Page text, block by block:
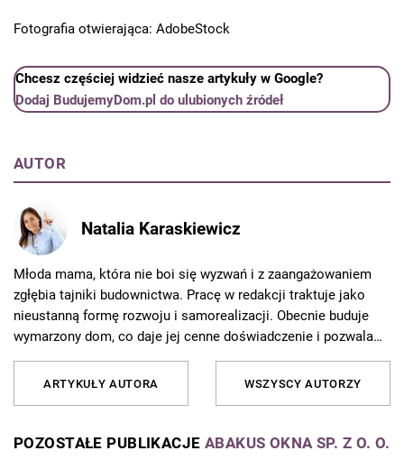
Fotografia otwierająca: AdobeStock
Chcesz częściej widzieć nasze artykuły w Google?
Dodaj BudujemyDom.pl do ulubionych źródeł
AUTOR
Natalia Karaskiewicz
Młoda mama, która nie boi się wyzwań i z zaangażowaniem
zgłębia tajniki budownictwa. Pracę w redakcji traktuje jako
nieustanną formę rozwoju i samorealizacji. Obecnie buduje
wymarzony dom, co daje jej cenne doświadczenie i pozwala
jeszcze lepiej rozumieć potrzeby czytelników. Od 10 lat
związana z Grupą AVT, gdzie redaguje artykuły i porady
zagadnienia w przystępny sposób. Poza pracą najchętniej
ARTYKUŁY AUTORA WSZYSCY AUTORZY
POZOSTAŁE PUBLIKACJE ABAKUS OKNA SP. Z O. O.